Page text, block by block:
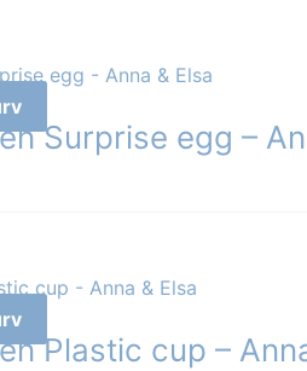
Surprise egg –
Plastic cup –